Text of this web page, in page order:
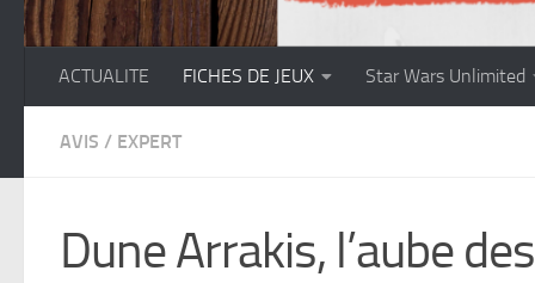
ACTUALITE FICHES DE JEUX Star Wars Unlimited
AVIS / EXPERT
Dune Arrakis, l’aube